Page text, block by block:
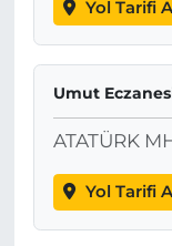
Yol Tarifi
Umut
ATATÜRK
Yol Tarifi Al